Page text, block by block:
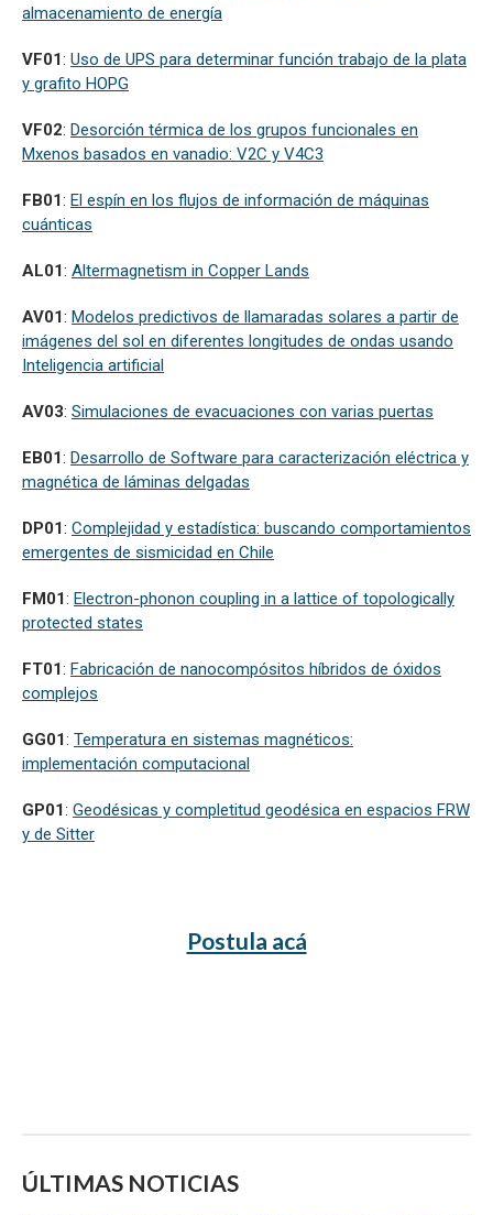
almacenamiento de energía
VF01: Uso de UPS para determinar función trabajo de la plata
y grafito HOPG
VF02: Desorción térmica de los grupos funcionales en
Mxenos basados en vanadio: V2C y V4C3
FB01: El espín en los flujos de información de máquinas
cuánticas
AL01: Altermagnetism in Copper Lands
AV01: Modelos predictivos de llamaradas solares a partir de
imágenes del sol en diferentes longitudes de ondas usando
Inteligencia artificial
AV03: Simulaciones de evacuaciones con varias puertas
EB01: Desarrollo de Software para caracterización eléctrica y
magnética de láminas delgadas
DP01: Complejidad y estadística: buscando comportamientos
emergentes de sismicidad en Chile
FM01: Electron-phonon coupling in a lattice of topologically
protected states
FT01: Fabricación de nanocompósitos híbridos de óxidos
complejos
GG01: Temperatura en sistemas magnéticos:
implementación computacional
GP01: Geodésicas y completitud geodésica en espacios FRW
y de Sitter
Postula acá
ÚLTIMAS NOTICIAS